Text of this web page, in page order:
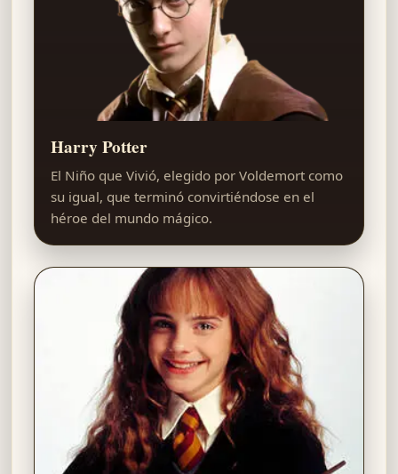
Harry Potter
El Niño que Vivió, elegido por Voldemort como
su igual, que terminó convirtiéndose en el
héroe del mundo mágico.